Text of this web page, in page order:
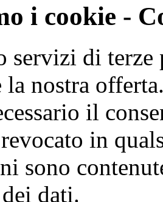
i cookie -
servizi di terze
la nostra
il
revocato in
sono
dati.